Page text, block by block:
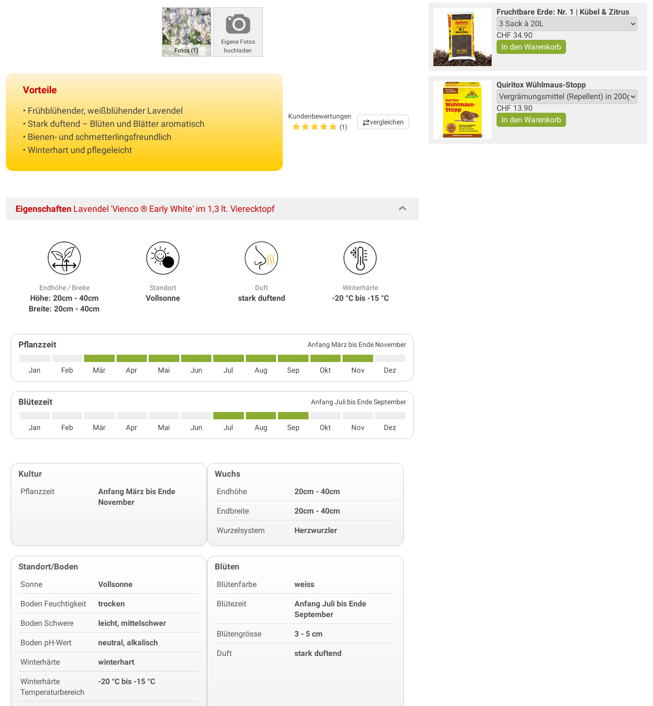
Fotos (1)
Eigene Fotos
hochladen
Vorteile
• Frühblühender, weißblühender Lavendel
• Stark duftend – Blüten und Blätter aromatisch
• Bienen- und schmetterlingsfreundlich
• Winterhart und pflegeleicht
Kundenbewertungen
(1)
vergleichen
Fruchtbare Erde: Nr. 1 | Kübel & Zitrus
CHF 34.90
Quiritox Wühlmaus-Stopp
CHF 13.90
Eigenschaften Lavendel 'Vienco ® Early White' im 1,3 lt. Vierecktopf
Endhöhe / Breite
Höhe: 20cm - 40cm
Breite: 20cm - 40cm
Standort
Vollsonne
Duft
stark duftend
Winterhärte
-20 °C bis -15 °C
Pflanzzeit Anfang März bis Ende November
Jan Feb Mär Apr Mai Jun Jul Aug Sep Okt Nov Dez
Blütezeit Anfang Juli bis Ende September
Jan Feb Mär Apr Mai Jun Jul Aug Sep Okt Nov Dez
Kultur
Pflanzzeit
Anfang März bis Ende
November
Wuchs
Endhöhe 20cm - 40cm
Endbreite 20cm - 40cm
Wurzelsystem Herzwurzler
Standort/Boden
Sonne Vollsonne
Boden Feuchtigkeit trocken
Boden Schwere leicht, mittelschwer
Boden pH-Wert neutral, alkalisch
Winterhärte winterhart
Winterhärte
Temperaturbereich
-20 °C bis -15 °C
Blüten
Blütenfarbe weiss
Blütezeit
Anfang Juli bis Ende
September
Blütengrösse 3 - 5 cm
Duft stark duftend